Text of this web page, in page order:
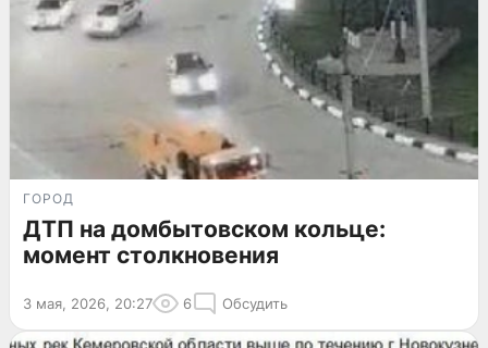
ГОРОД
ДТП на домбытовском кольце:
момент столкновения
3 мая, 2026, 20:27 6 Обсудить